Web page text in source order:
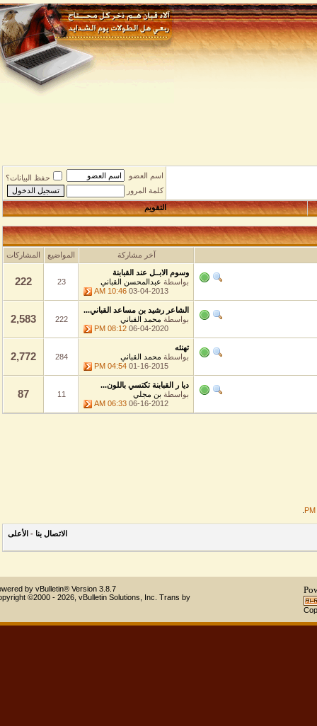
اسم العضو
حفظ البيانات؟
كلمة المرور
التقويم
آخر مشاركة المواضيع المشاركات
وسوم الابــل عند القبابنة
بواسطةعبدالمحسن القباني
03-04-2013
10:46 AM
222
الشاعر رشيد بن مساعد القباني...
بواسطةمحمد القباني
06-04-2020
08:12 PM
2,583
تهنئه
بواسطةمحمد القباني
01-16-2015
04:54 PM
2,772
ديا ر القبابنة تكتسي باللون...
بواسطةبن مجلي
06-16-2012
06:33 AM
الاتصال بنا- الأعلى
Powered by vBulletin® Version 3.8.7
Copyright ©2000 - 2026, vBulletin Solutions, Inc.Trans by